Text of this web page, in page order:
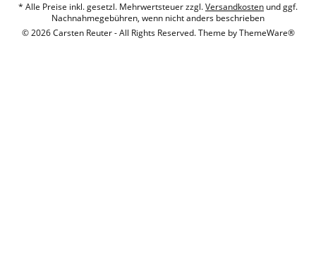
* Alle Preise inkl. gesetzl. Mehrwertsteuer zzgl.Versandkosten und ggf.
Nachnahmegebühren, wenn nicht anders beschrieben
© 2026 Carsten Reuter - All Rights Reserved. Theme byThemeWare®